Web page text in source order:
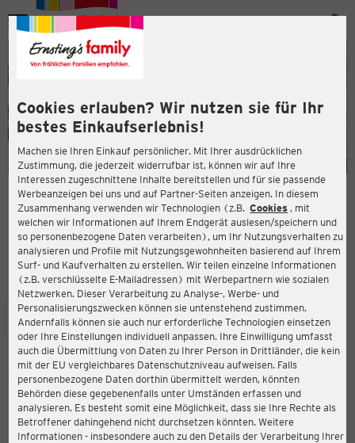
Cookies erlauben? Wir nutzen sie für Ihr
bestes Einkaufserlebnis!
Machen sie Ihren Einkauf persönlicher. Mit Ihrer ausdrücklichen
Zustimmung, die jederzeit widerrufbar ist, können wir auf Ihre
Interessen zugeschnittene Inhalte bereitstellen und für sie passende
Werbeanzeigen bei uns und auf Partner-Seiten anzeigen. In diesem
Zusammenhang verwenden wir Technologien (z.B. Cookies , mit
welchen wir Informationen auf Ihrem Endgerät auslesen/speichern und
so personenbezogene Daten verarbeiten), um Ihr Nutzungsverhalten zu
analysieren und Profile mit Nutzungsgewohnheiten basierend auf Ihrem
Surf- und Kaufverhalten zu erstellen. Wir teilen einzelne Informationen
(z.B. verschlüsselte E-Mailadressen) mit Werbepartnern wie sozialen
Netzwerken. Dieser Verarbeitung zu Analyse-, Werbe- und
Personalisierungszwecken können sie untenstehend zustimmen.
Andernfalls können sie auch nur erforderliche Technologien einsetzen
oder Ihre Einstellungen individuell anpassen. Ihre Einwilligung umfasst
auch die Übermittlung von Daten zu Ihrer Person in Drittländer, die kein
mit der EU vergleichbares Datenschutzniveau aufweisen. Falls
personenbezogene Daten dorthin übermittelt werden, könnten
Behörden diese gegebenenfalls unter Umständen erfassen und
analysieren. Es besteht somit eine Möglichkeit, dass sie Ihre Rechte als
Betroffener dahingehend nicht durchsetzen könnten. Weitere
Informationen - insbesondere auch zu den Details der Verarbeitung Ihrer
Menü
ERNSTING'S FAMILY FILIALE
Kaiserstraße 5
31311 Uetze
4,3
Bewertung:
STANDORT SERVICES SORTIMENT AKTIONEN
Ernsting's family
Kaiserstraße 5, 31311 Uetze